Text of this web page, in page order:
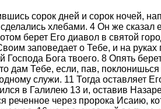
сорок дней и сорок ночей,
хлебами. 4 Он же сказал
берет Его диавол в святой
заповедает о Тебе, и на руках
Бога твоего. 8 Опять
дам Тебе, если, пав,
служи. 11 Тогда оставляет
в Галилею 13 и, оставив
через пророка Исаию,